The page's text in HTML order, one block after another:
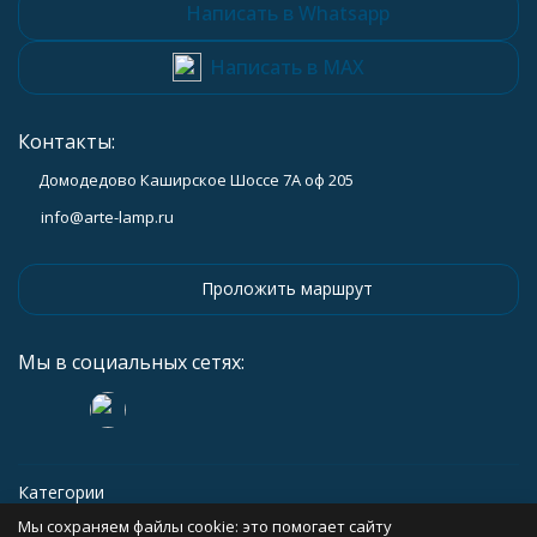
Написать в Whatsapp
Написать в MAX
Контакты:
Домодедово Каширское Шоссе 7А оф 205
info@arte-lamp.ru
Проложить маршрут
Мы в социальных сетях:
Категории
Мы сохраняем файлы cookie: это помогает сайту